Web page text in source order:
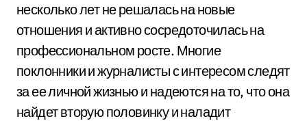
несколько лет не решалась на новые
отношения и активно сосредоточилась на
профессиональном росте. Многие
поклонники и журналисты с интересом следят
за ее личной жизнью и надеются на то, что она
найдет вторую половинку и наладит